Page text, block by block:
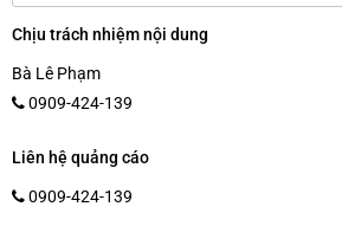
Chịu trách nhiệm nội dung
Bà Lê Phạm
0909-424-139
Liên hệ quảng cáo
0909-424-139